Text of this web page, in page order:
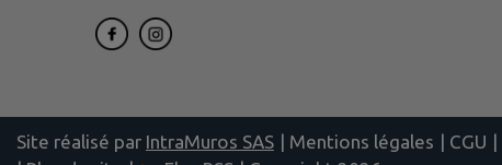
Site réalisé par IntraMuros SAS Mentions légales CGU